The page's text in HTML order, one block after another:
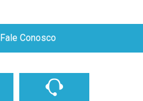
Fale Conosco